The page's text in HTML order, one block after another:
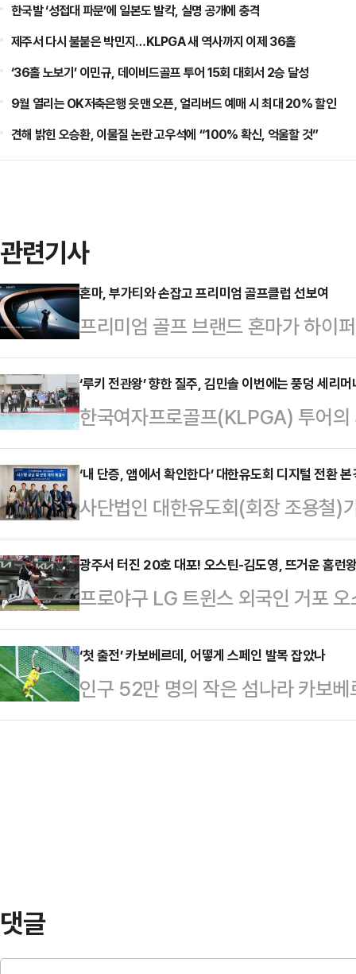
한국발 ‘성접대 파문’에 일본도 발칵, 실명 공개에 충격
제주서 다시 불붙은 박민지…KLPGA 새 역사까지 이제 36홀
‘36홀 노보기’ 이민규, 데이비드골프 투어 15회 대회서 2승 달성
9월 열리는 OK저축은행 읏맨 오픈, 얼리버드 예매 시 최대 20% 할인
견해 밝힌 오승환, 이물질 논란 고우석에 “100% 확신, 억울할 것”
관련기사
혼마, 부가티와 손잡고 프리미엄 골프클럽 선보여
프리미엄 골프 브랜드 혼마가 하이
클럽 컬렉션 'HONMA ×
마의 클럽 제작 기술과 부가티의 디
히 브랜드 로고를 적용하는 수준을
전반에 반영했다.드라이버 헤드 페
디자인을 적용했고, 퍼터에는 부가
영됐다.제품은 ▲베레스 슈퍼 프
월드 …
‘루키 전관왕’ 향한 질주, 김민솔 이번에는 풍덩 세리
한국여자프로골프(KLPGA) 투어의
솔(20, 두산건설 We’ve)이 내친김
선점을 노린다.2026시즌 KLPGA
마스터즈’(총상금 10억원)가 오는
위치한 더헤븐 컨트리클럽(파72/
서 가장 주목받는 선수는 ‘메이저
로피에 입을 맞출지 여부다. 여기
‘내 단증, 앱에서 확인한다’ 대한유도회 디지털 전환
사단법인 대한유도회(회장 조용철)
김종민)와 디지털 운영 솔루션 공급
의 본격적인 디지털 전환(DX)에 나
조용철 회장과 스포디아 김종민 대
자들이 참석한 가운데 시스템 공급
번 사업은 그동안 문서나 개별 시스
가중시키고 개인의 즉각적인 활용
의 정보를 …
광주서 터진 20호 대포! 오스틴-김도영, 뜨거운 홈런
프로야구 LG 트윈스 외국인 거포
이 나란히 시즌 20호 홈런을 터뜨리
16일 광주-기아 챔피언스필드에서
타이거즈전에서 3번 타자(1루수)
초 2사 후 타석에 들어선 오스틴은
‘첫 출전’ 카보베르데, 어떻게 스페인 발목 잡았나
인구 52만 명의 작은 섬나라 카보베
승부를 기록하며 역사적인 첫 승점
댓글